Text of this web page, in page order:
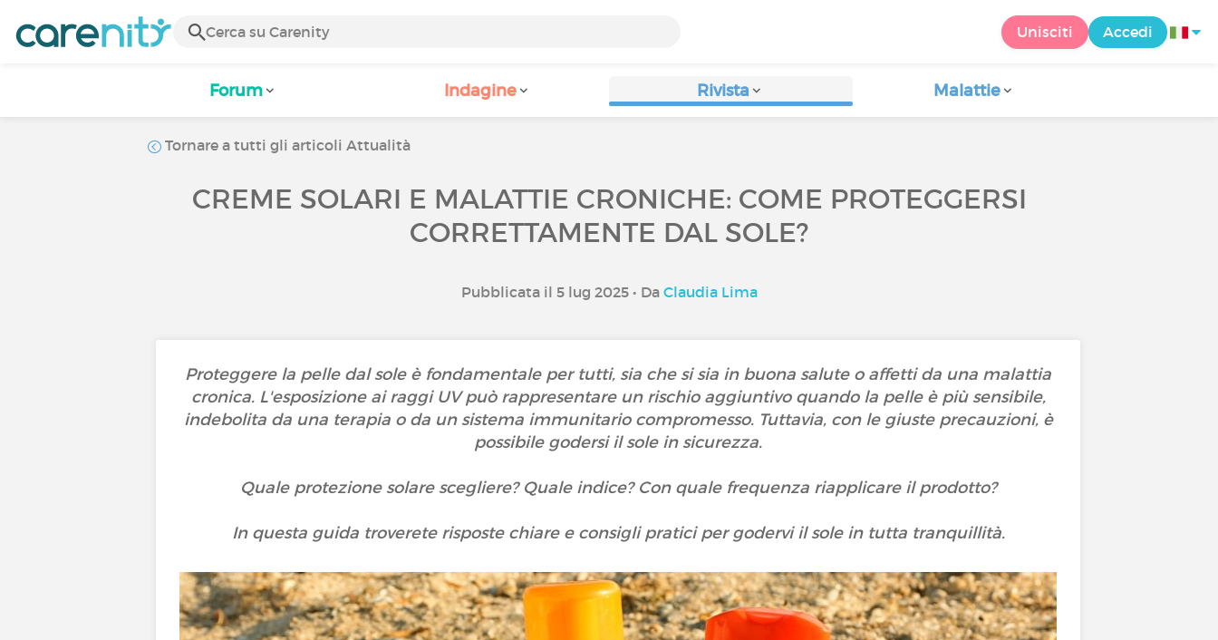
Unisciti Accedi
Forum Indagine Rivista Malattie
Tornare a tutti gli articoli Attualità
CREME SOLARI E MALATTIE CRONICHE: COME PROTEGGERSI
CORRETTAMENTE DAL SOLE?
Pubblicata il 5 lug 2025 • Da Claudia Lima
Proteggere la pelle dal sole è fondamentale per tutti, sia che si sia in buona salute o affetti da una malattia
cronica. L'esposizione ai raggi UV può rappresentare un rischio aggiuntivo quando la pelle è più sensibile,
indebolita da una terapia o da un sistema immunitario compromesso. Tuttavia, con le giuste precauzioni, è
possibile godersi il sole in sicurezza.
Quale protezione solare scegliere? Quale indice? Con quale frequenza riapplicare il prodotto?
In questa guida troverete risposte chiare e consigli pratici per godervi il sole in tutta tranquillità.